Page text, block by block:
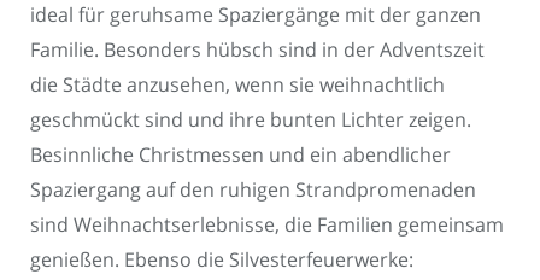
ideal für geruhsame Spaziergänge mit der ganzen
Familie. Besonders hübsch sind in der Adventszeit
die Städte anzusehen, wenn sie weihnachtlich
geschmückt sind und ihre bunten Lichter zeigen.
Besinnliche Christmessen und ein abendlicher
Spaziergang auf den ruhigen Strandpromenaden
sind Weihnachtserlebnisse, die Familien gemeinsam
genießen. Ebenso die Silvesterfeuerwerke: